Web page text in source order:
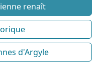
renaît
d'Argyle